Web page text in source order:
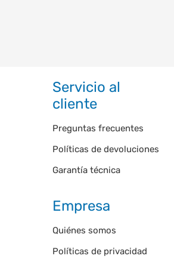
Servicio al
cliente
Preguntas frecuentes
Políticas de devoluciones
Garantía técnica
Empresa
Quiénes somos
Políticas de privacidad